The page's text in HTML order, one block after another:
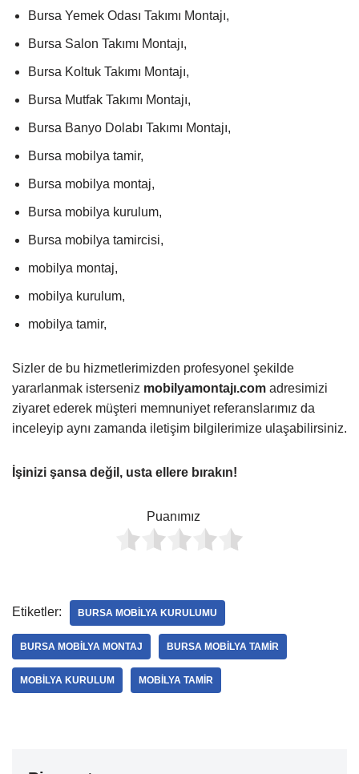
Bursa Yemek Odası Takımı Montajı,
Bursa Salon Takımı Montajı,
Bursa Koltuk Takımı Montajı,
Bursa Mutfak Takımı Montajı,
Bursa Banyo Dolabı Takımı Montajı,
Bursa mobilya tamir,
Bursa mobilya montaj,
Bursa mobilya kurulum,
Bursa mobilya tamircisi,
mobilya montaj,
mobilya kurulum,
mobilya tamir,
Sizler de bu hizmetlerimizden profesyonel şekilde
yararlanmak isterseniz mobilyamontajı.com adresimizi
ziyaret ederek müşteri memnuniyet referanslarımız da
inceleyip aynı zamanda iletişim bilgilerimize ulaşabilirsiniz.
İşinizi şansa değil, usta ellere bırakın!
Puanımız
Etiketler: BURSA MOBILYA KURULUMU
BURSA MOBILYA MONTAJ BURSA MOBILYA TAMIR
MOBILYA KURULUM MOBILYA TAMIR